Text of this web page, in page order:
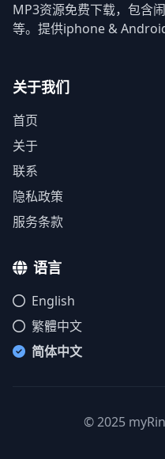
MP3资源免费下载，包含
等。提供iphone &
关于我们
首页
关于
联系
隐私政策
服务条款
语言
English
繁體中文
简体中文
© 2025